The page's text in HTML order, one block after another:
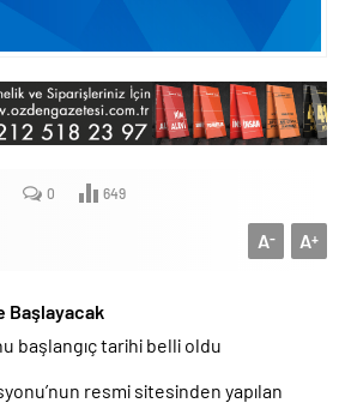
0 649
A+
A-
Başlayacak
başlangıç tarihi belli oldu
resmi sitesinden yapılan